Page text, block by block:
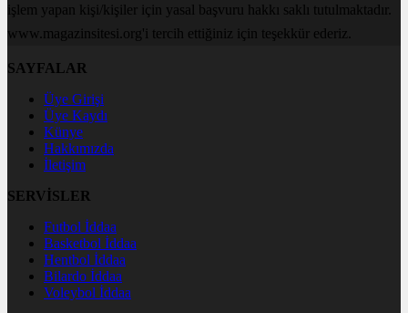
işlem yapan kişi/kişiler için yasal başvuru hakkı saklı tutulmaktadır.
www.magazinsitesi.org'i tercih ettiğiniz için teşekkür ederiz.
SAYFALAR
Üye Girişi
Üye Kaydı
Künye
Hakkımızda
İletişim
SERVİSLER
Futbol İddaa
Basketbol İddaa
Hentbol İddaa
Bilardo İddaa
Voleybol İddaa